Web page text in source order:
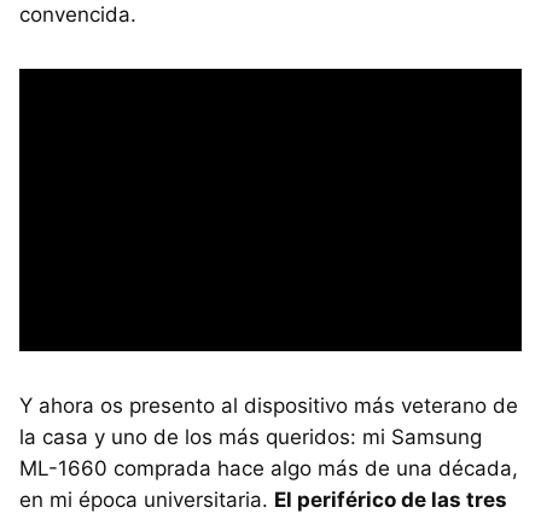
convencida.
Y ahora os presento al dispositivo más veterano de
la casa y uno de los más queridos: mi Samsung
ML-1660 comprada hace algo más de una década,
en mi época universitaria. El periférico de las tres